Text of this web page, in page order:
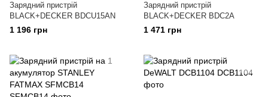
Зарядний пристрій
BLACK+DECKER BDCU15AN
1 196 грн
Зарядний пристрій
BLACK+DECKER BDC2A
1 471 грн